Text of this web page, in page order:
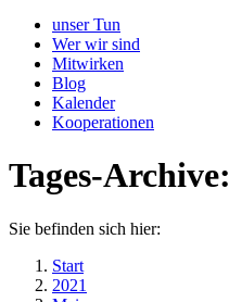
unser Tun
Wer wir sind
Mitwirken
Blog
Kalender
Kooperationen
Tages-Archive:
Sie befinden sich hier:
Start
2021